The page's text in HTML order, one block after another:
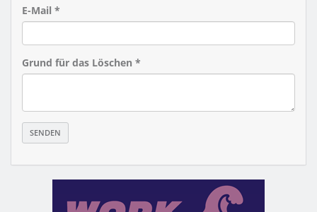
E-Mail *
Grund für das Löschen *